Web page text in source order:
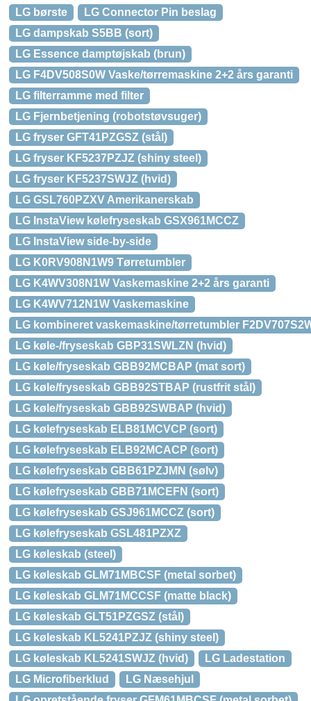
LG børste
LG Connector Pin beslag
LG dampskab S5BB (sort)
LG Essence damptøjskab (brun)
LG F4DV508S0W Vaske/tørremaskine 2+2 års garanti
LG filterramme med filter
LG Fjernbetjening (robotstøvsuger)
LG fryser GFT41PZGSZ (stål)
LG fryser KF5237PZJZ (shiny steel)
LG fryser KF5237SWJZ (hvid)
LG GSL760PZXV Amerikanerskab
LG InstaView kølefryseskab GSX961MCCZ
LG InstaView side-by-side
LG K0RV908N1W9 Tørretumbler
LG K4WV308N1W Vaskemaskine 2+2 års garanti
LG K4WV712N1W Vaskemaskine
LG kombineret vaskemaskine/tørretumbler
LG køle-/fryseskab GBP31SWLZN (hvid)
LG køle/fryseskab GBB92MCBAP (mat sort)
LG køle/fryseskab GBB92STBAP (rustfrit stål)
LG køle/fryseskab GBB92SWBAP (hvid)
LG kølefryseskab ELB81MCVCP (sort)
LG kølefryseskab ELB92MCACP (sort)
LG kølefryseskab GBB61PZJMN (sølv)
LG kølefryseskab GBB71MCEFN (sort)
LG kølefryseskab GSJ961MCCZ (sort)
LG kølefryseskab GSL481PZXZ
LG køleskab (steel)
LG køleskab GLM71MBCSF (metal sorbet)
LG køleskab GLM71MCCSF (matte black)
LG køleskab GLT51PZGSZ (stål)
LG køleskab KL5241PZJZ (shiny steel)
LG køleskab KL5241SWJZ (hvid)
LG Ladestation
LG Microfiberklud
LG Næsehjul